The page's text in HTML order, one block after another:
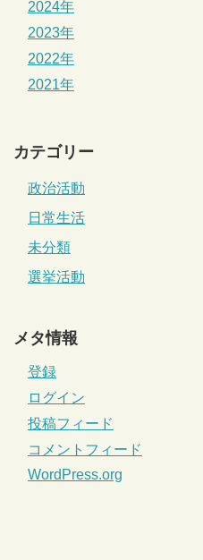
2024年
2023年
2022年
2021年
カテゴリー
政治活動
日常生活
未分類
選挙活動
メタ情報
登録
ログイン
投稿フィード
コメントフィード
WordPress.org